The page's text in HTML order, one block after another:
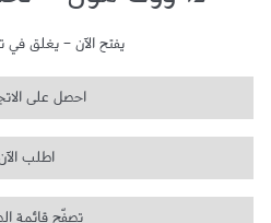
يفتح الآن -يغلق في
احصل على
اطلب